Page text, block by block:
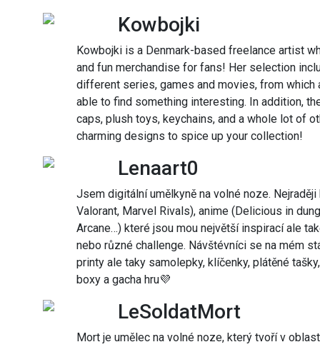
Kowbojki
Kowbojki is a Denmark-based freelance artist
and fun merchandise for fans! Her selection
different series, games and movies, from which
able to find something interesting. In addition,
caps, plush toys, keychains, and a whole lot of
charming designs to spice up your collection!
Lenaart0
Jsem digitální umělkyně na volné noze.
Valorant, Marvel Rivals), anime (Delicious in
Arcane…) které jsou mou největší inspirací ale
nebo různé challenge. Návštévníci se na mém
printy ale taky samolepky, klíčenky, plátěné
boxy a gacha hru💜
LeSoldatMort
Mort je umělec na volné noze, který tvoří v